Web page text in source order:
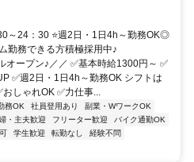
～24：30 ⭐週2日・1日4h～勤務OK◎
勤務できる方積極採用中♪
オープン♪／／ ✅基本時給1300円～ ✅
✅週2日・1日4h～勤務OK シフトは
しゃれOK ✅力仕事...
務OK 社員登用あり
副業・WワークOK
・主夫歓迎 フリーター歓迎
バイク通勤OK
学生歓迎 転勤なし
経験不問